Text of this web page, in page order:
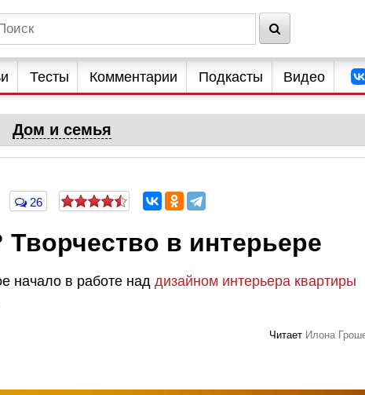
Тесты Комментарии Подкасты Видео
Дом и семья
26
в интерьере
начало в работе над дизайном интерьера квартиры
Читает Илона